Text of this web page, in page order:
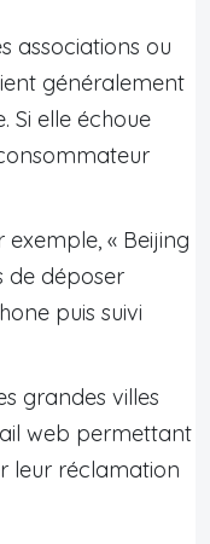
associations ou
généralement
Si elle échoue
exemple, « Beijing
de déposer
puis suivi
grandes villes
web permettant
leur réclamation